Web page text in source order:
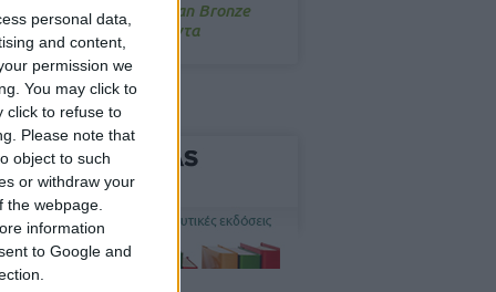
personal data,
and content,
permission we
You may click to
click to refuse to
Please note that
object to such
or withdraw your
webpage.
information
to Google and
Η συλλογή Aegean Bronze
δύο νέα προϊόντα